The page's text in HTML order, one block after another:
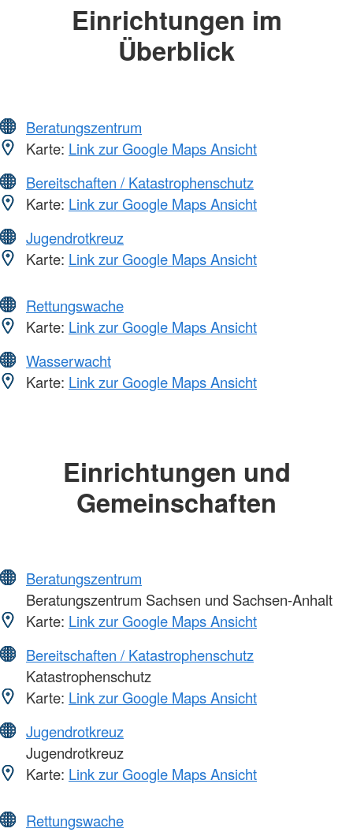
Einrichtungen im
Überblick
Beratungszentrum
Karte: Link zur Google Maps Ansicht
Bereitschaften / Katastrophenschutz
Karte: Link zur Google Maps Ansicht
Jugendrotkreuz
Karte: Link zur Google Maps Ansicht
Rettungswache
Karte: Link zur Google Maps Ansicht
Wasserwacht
Karte: Link zur Google Maps Ansicht
Einrichtungen und
Gemeinschaften
Beratungszentrum
Beratungszentrum Sachsen und Sachsen-Anhalt
Karte: Link zur Google Maps Ansicht
Bereitschaften / Katastrophenschutz
Katastrophenschutz
Karte: Link zur Google Maps Ansicht
Jugendrotkreuz
Jugendrotkreuz
Karte: Link zur Google Maps Ansicht
Rettungswache